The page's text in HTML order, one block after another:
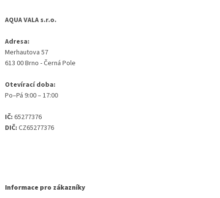
AQUA VALA s.r.o.
Adresa:
Merhautova 57
613 00 Brno - Černá Pole
Otevírací doba:
Po–Pá 9:00 – 17:00
IČ: 65277376
DIČ: CZ65277376
Informace pro zákazníky